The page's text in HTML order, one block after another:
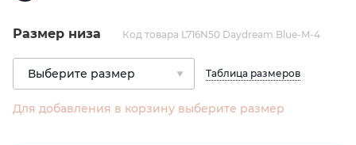
Размер низа Код товара L716N50 Daydream Blue-M-4
Таблица размеров
Для добавления в корзину выберите размер